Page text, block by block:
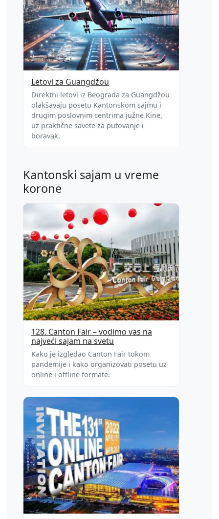
Letovi za Guangdžou
Direktni letovi iz Beograda za Guangdžou
olakšavaju posetu Kantonskom sajmu i
drugim poslovnim centrima južne Kine,
uz praktične savete za putovanje i
boravak.
Kantonski sajam u vreme
korone
128. Canton Fair – vodimo vas na
najveći sajam na svetu
Kako je izgledao Canton Fair tokom
pandemije i kako organizovati posetu uz
online i offline formate.